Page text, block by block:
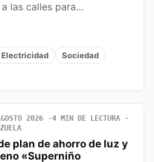
las calles para…
Electricidad
Sociedad
2026
4 MIN DE LECTURA
plan de ahorro de luz y
«Superniño